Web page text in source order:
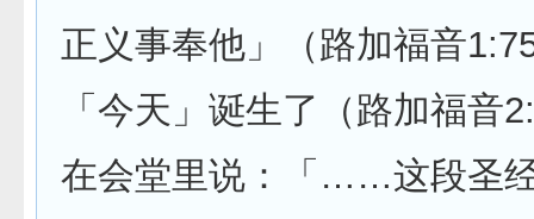
正义事奉他」（路加福音
「今天」诞生了（路加福音
在会堂里说：「……这段圣